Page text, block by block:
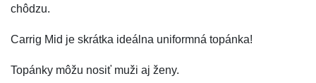
chôdzu.
Carrig Mid je skrátka ideálna uniformná topánka!
Topánky môžu nosiť muži aj ženy.